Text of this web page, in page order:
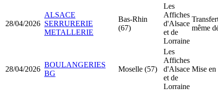
28/04/2026
ALSACE
SERRURERIE
METALLERIE
Bas-Rhin
(67)
Les
Affiches
d'Alsace
et de
Lorraine
même
28/04/2026
BOULANGERIES
BG
Moselle (57)
Les
Affiches
d'Alsace
et de
Lorraine
Mise en